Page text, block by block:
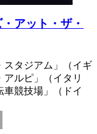
アット・ザ・
スタジアム」（イギ
ルピ」（イタリ
競技場」（ドイ